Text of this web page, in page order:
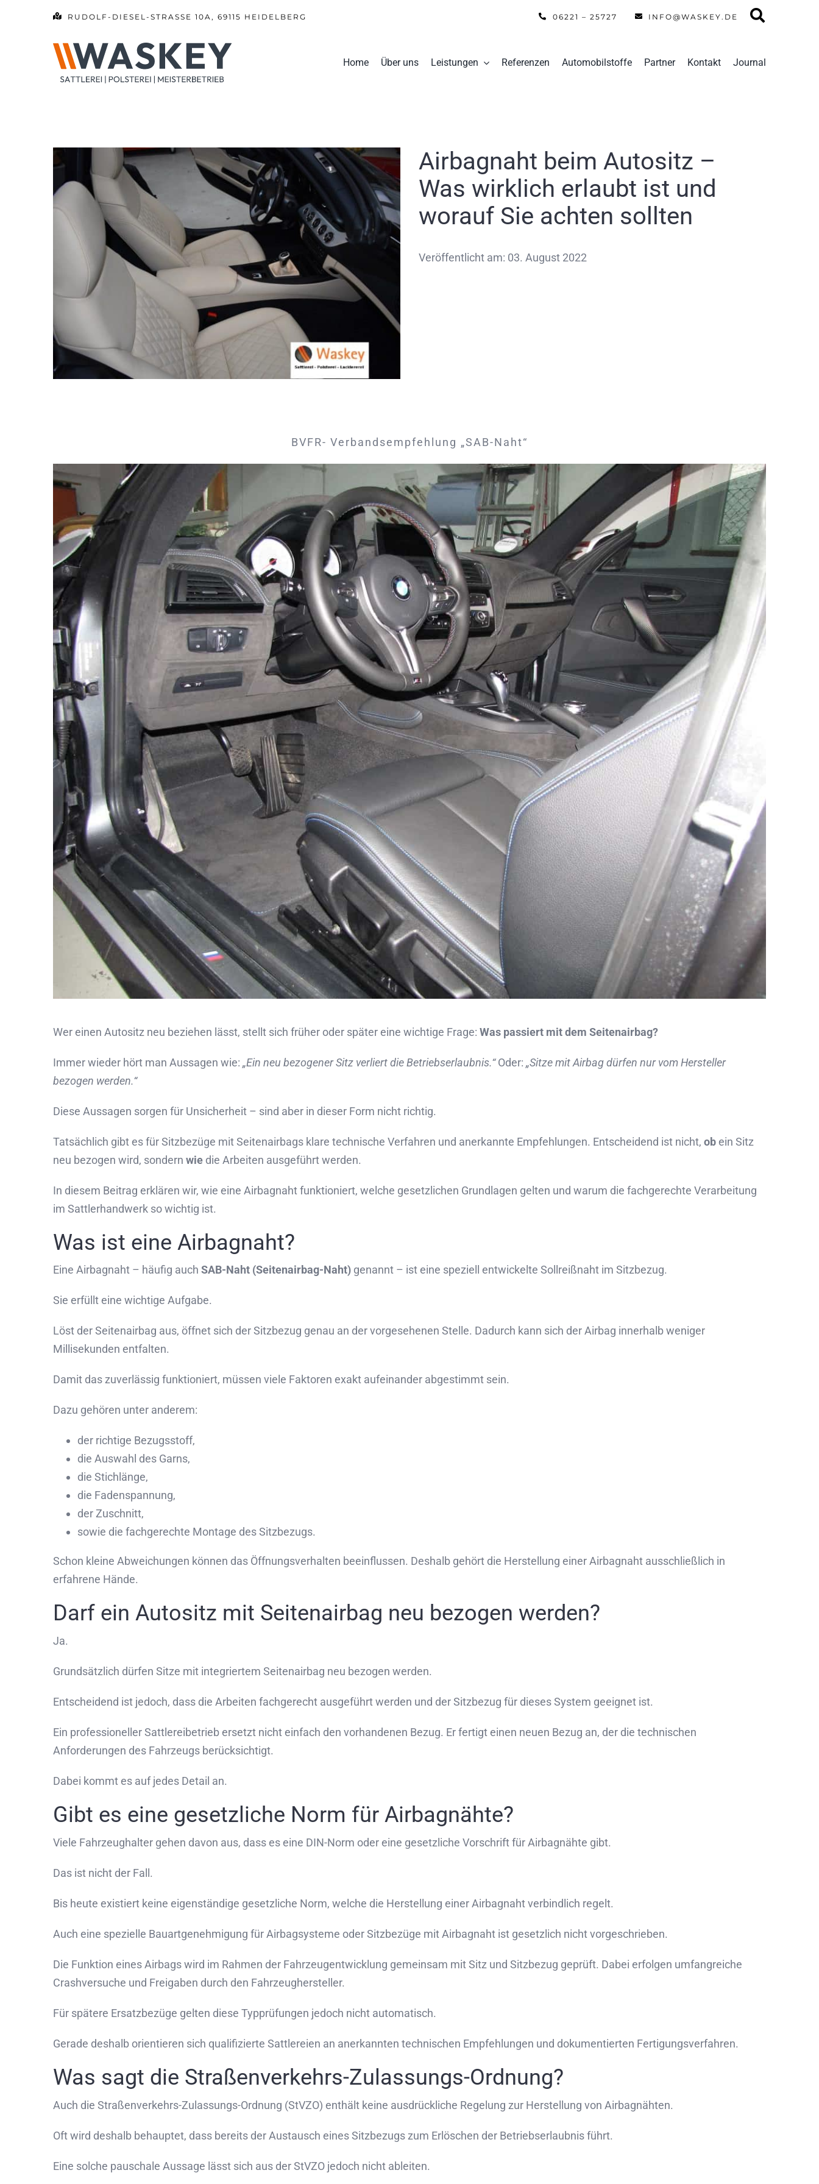
RUDOLF-DIESEL-STRASSE 10A, 69115 HEIDELBERG 06221 – 25727 INFO@WASKEY.DE
Home Über uns Leistungen Referenzen Automobilstoffe Partner Kontakt Journal
Airbagnaht beim Autositz –
Was wirklich erlaubt ist und
worauf Sie achten sollten
Veröffentlicht am: 03. August 2022
BVFR- Verbandsempfehlung „SAB-Naht“
Wer einen Autositz neu beziehen lässt, stellt sich früher oder später eine wichtige Frage: Was passiert mit dem Seitenairbag?
Immer wieder hört man Aussagen wie: „Ein neu bezogener Sitz verliert die Betriebserlaubnis.“Oder: „Sitze mit Airbag dürfen nur vom Hersteller
bezogen werden.“
Diese Aussagen sorgen für Unsicherheit – sind aber in dieser Form nicht richtig.
Tatsächlich gibt es für Sitzbezüge mit Seitenairbags klare technische Verfahren und anerkannte Empfehlungen. Entscheidend ist nicht, obein Sitz
neu bezogen wird, sondern wie die Arbeiten ausgeführt werden.
In diesem Beitrag erklären wir, wie eine Airbagnaht funktioniert, welche gesetzlichen Grundlagen gelten und warum die fachgerechte Verarbeitung
im Sattlerhandwerk so wichtig ist.
Was ist eine Airbagnaht?
Eine Airbagnaht – häufig auch SAB-Naht (Seitenairbag-Naht) genannt – ist eine speziell entwickelte Sollreißnaht im Sitzbezug.
Sie erfüllt eine wichtige Aufgabe.
Löst der Seitenairbag aus, öffnet sich der Sitzbezug genau an der vorgesehenen Stelle. Dadurch kann sich der Airbag innerhalb weniger
Millisekunden entfalten.
Damit das zuverlässig funktioniert, müssen viele Faktoren exakt aufeinander abgestimmt sein.
Dazu gehören unter anderem:
der richtige Bezugsstoff,
die Auswahl des Garns,
die Stichlänge,
die Fadenspannung,
der Zuschnitt,
sowie die fachgerechte Montage des Sitzbezugs.
Schon kleine Abweichungen können das Öffnungsverhalten beeinflussen. Deshalb gehört die Herstellung einer Airbagnaht ausschließlich in
erfahrene Hände.
Darf ein Autositz mit Seitenairbag neu bezogen werden?
Ja.
Grundsätzlich dürfen Sitze mit integriertem Seitenairbag neu bezogen werden.
Entscheidend ist jedoch, dass die Arbeiten fachgerecht ausgeführt werden und der Sitzbezug für dieses System geeignet ist.
Ein professioneller Sattlereibetrieb ersetzt nicht einfach den vorhandenen Bezug. Er fertigt einen neuen Bezug an, der die technischen
Anforderungen des Fahrzeugs berücksichtigt.
Dabei kommt es auf jedes Detail an.
Gibt es eine gesetzliche Norm für Airbagnähte?
Viele Fahrzeughalter gehen davon aus, dass es eine DIN-Norm oder eine gesetzliche Vorschrift für Airbagnähte gibt.
Das ist nicht der Fall.
Bis heute existiert keine eigenständige gesetzliche Norm, welche die Herstellung einer Airbagnaht verbindlich regelt.
Auch eine spezielle Bauartgenehmigung für Airbagsysteme oder Sitzbezüge mit Airbagnaht ist gesetzlich nicht vorgeschrieben.
Die Funktion eines Airbags wird im Rahmen der Fahrzeugentwicklung gemeinsam mit Sitz und Sitzbezug geprüft. Dabei erfolgen umfangreiche
Crashversuche und Freigaben durch den Fahrzeughersteller.
Für spätere Ersatzbezüge gelten diese Typprüfungen jedoch nicht automatisch.
Gerade deshalb orientieren sich qualifizierte Sattlereien an anerkannten technischen Empfehlungen und dokumentierten Fertigungsverfahren.
Was sagt die Straßenverkehrs-Zulassungs-Ordnung?
Auch die Straßenverkehrs-Zulassungs-Ordnung (StVZO) enthält keine ausdrückliche Regelung zur Herstellung von Airbagnähten.
Oft wird deshalb behauptet, dass bereits der Austausch eines Sitzbezugs zum Erlöschen der Betriebserlaubnis führt.
Eine solche pauschale Aussage lässt sich aus der StVZO jedoch nicht ableiten.